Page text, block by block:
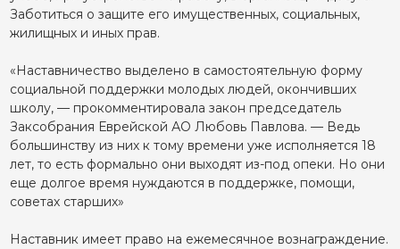
Заботиться о защите его имущественных, социальных,
жилищных и иных прав.
«Наставничество выделено в самостоятельную форму
социальной поддержки молодых людей, окончивших
школу, — прокомментировала закон председатель
Заксобрания Еврейской АО Любовь Павлова. — Ведь
большинству из них к тому времени уже исполняется 18
лет, то есть формально они выходят из-под опеки. Но они
еще долгое время нуждаются в поддержке, помощи,
советах старших»
Наставник имеет право на ежемесячное вознаграждение.